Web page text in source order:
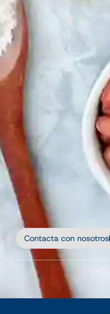
Contacta con nosotros